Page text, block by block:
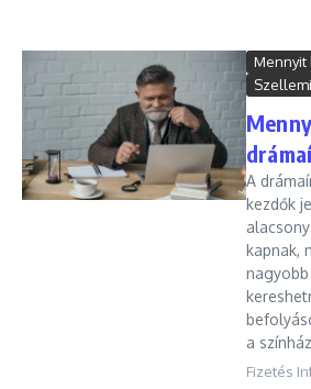
Mennyit
A
kezdők
kapnak,
a
Fizetés